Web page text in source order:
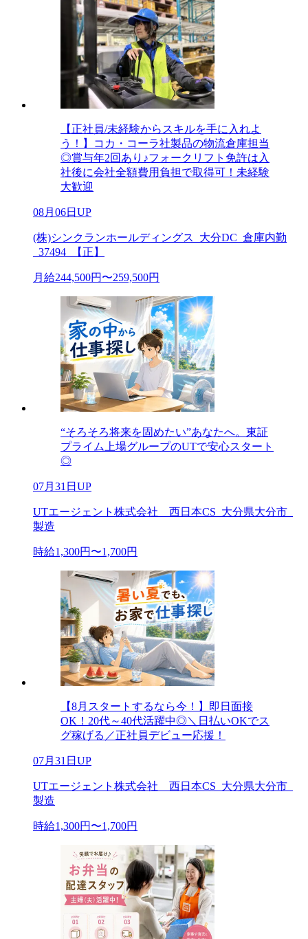
【正社員/未経験からスキルを手に入れよ
う！】コカ・コーラ社製品の物流倉庫担当
◎賞与年2回あり♪フォークリフト免許は入
社後に会社全額費用負担で取得可！未経験
大歓迎
08月06日UP
(株)シンクランホールディングス_大分DC_倉庫内勤
_37494_【正】
月給244,500円〜259,500円
“そろそろ将来を固めたい”あなたへ。東証
プライム上場グループのUTで安心スタート
◎
07月31日UP
UTエージェント株式会社 西日本CS_大分県大分市_
製造
時給1,300円〜1,700円
【8月スタートするなら今！】即日面接
OK！20代～40代活躍中◎＼日払いOKでス
グ稼げる／正社員デビュー応援！
07月31日UP
UTエージェント株式会社 西日本CS_大分県大分市_
製造
時給1,300円〜1,700円